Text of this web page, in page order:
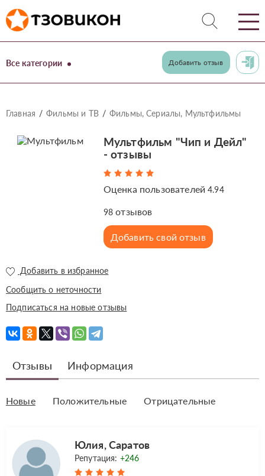
Все категории Добавить отзыв
Главная Фильмы и ТВ Фильмы, Сериалы, Мультфильмы
Мультфильм "Чип и Дейл"
- отзывы
Оценка пользователей4.94
98 отзывов
Добавить свой отзыв
Добавить в избранное
Сообщить о неточности
Подписаться на новые отзывы
Отзывы Информация
Новые Положительные Отрицательные
Юлия, Саратов
Репутация: +246